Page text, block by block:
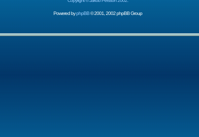
Powered byphpBB© 2001, 2002 phpBB Group